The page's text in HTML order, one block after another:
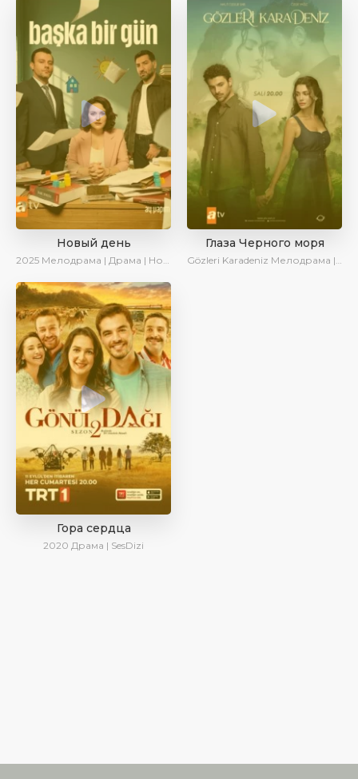
Новый день
2025 Мелодрама | Драма | Новинки | Сериалы 2025
Глаза Черного моря
Gözleri Karadeniz Мелодрама | Драма | Новинки | Сериалы 2025
Гора сердца
2020 Драма | SesDizi